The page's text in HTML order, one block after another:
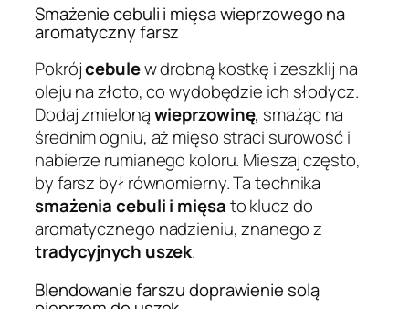
Smażenie cebuli i mięsa wieprzowego na
aromatyczny farsz
Pokrójcebulew drobną kostkę i zeszklij na
oleju na złoto, co wydobędzie ich słodycz.
Dodaj zmielonąwieprzowinę, smażąc na
średnim ogniu, aż mięso straci surowość i
nabierze rumianego koloru. Mieszaj często,
by farsz był równomierny. Ta technika
smażenia cebuli i mięsato klucz do
aromatycznego nadzieniu, znanego z
tradycyjnych uszek.
Blendowanie farszu doprawienie solą